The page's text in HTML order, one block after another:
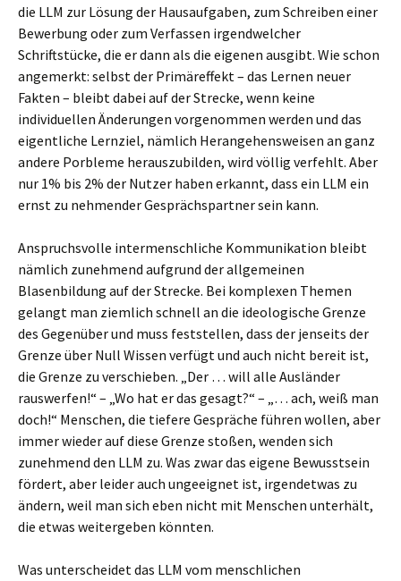
die LLM zur Lösung der Hausaufgaben, zum Schreiben einer
Bewerbung oder zum Verfassen irgendwelcher
Schriftstücke, die er dann als die eigenen ausgibt. Wie schon
angemerkt: selbst der Primäreffekt – das Lernen neuer
Fakten – bleibt dabei auf der Strecke, wenn keine
individuellen Änderungen vorgenommen werden und das
eigentliche Lernziel, nämlich Herangehensweisen an ganz
andere Porbleme herauszubilden, wird völlig verfehlt. Aber
nur 1% bis 2% der Nutzer haben erkannt, dass ein LLM ein
ernst zu nehmender Gesprächspartner sein kann.
Anspruchsvolle intermenschliche Kommunikation bleibt
nämlich zunehmend aufgrund der allgemeinen
Blasenbildung auf der Strecke. Bei komplexen Themen
gelangt man ziemlich schnell an die ideologische Grenze
des Gegenüber und muss feststellen, dass der jenseits der
Grenze über Null Wissen verfügt und auch nicht bereit ist,
die Grenze zu verschieben. „Der … will alle Ausländer
rauswerfen!“ – „Wo hat er das gesagt?“ – „… ach, weiß man
doch!“ Menschen, die tiefere Gespräche führen wollen, aber
immer wieder auf diese Grenze stoßen, wenden sich
zunehmend den LLM zu. Was zwar das eigene Bewusstsein
fördert, aber leider auch ungeeignet ist, irgendetwas zu
ändern, weil man sich eben nicht mit Menschen unterhält,
die etwas weitergeben könnten.
Was unterscheidet das LLM vom menschlichen